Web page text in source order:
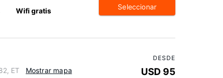
Wifi gratis Seleccionar
ET Mostrar mapa
DESDE
USD 95